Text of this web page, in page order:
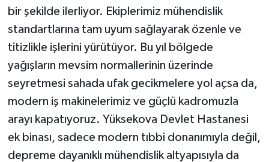
bir şekilde ilerliyor. Ekiplerimiz mühendislik
standartlarına tam uyum sağlayarak özenle ve
titizlikle işlerini yürütüyor. Bu yıl bölgede
yağışların mevsim normallerinin üzerinde
seyretmesi sahada ufak gecikmelere yol açsa da,
modern iş makinelerimiz ve güçlü kadromuzla
arayı kapatıyoruz. Yüksekova Devlet Hastanesi
ek binası, sadece modern tıbbi donanımıyla değil,
depreme dayanıklı mühendislik altyapısıyla da